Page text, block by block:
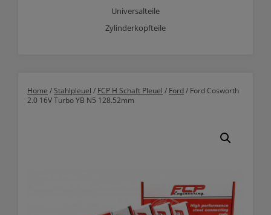
Universalteile
Zylinderkopfteile
Home /Stahlpleuel / FCP H Schaft Pleuel / Ford/ Ford Cosworth
2.0 16V Turbo YB N5 128.52mm